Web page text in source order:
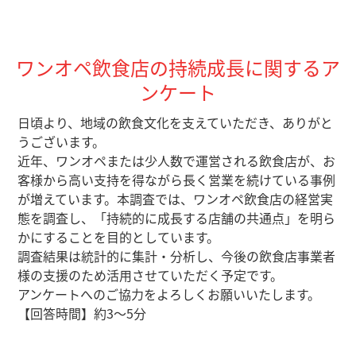
ワンオペ飲食店の持続成長に関するア
ンケート
日頃より、地域の飲食文化を支えていただき、ありがと
うございます。
近年、ワンオペまたは少人数で運営される飲食店が、お
客様から高い支持を得ながら長く営業を続けている事例
が増えています。本調査では、ワンオペ飲食店の経営実
態を調査し、「持続的に成長する店舗の共通点」を明ら
かにすることを目的としています。
調査結果は統計的に集計・分析し、今後の飲食店事業者
様の支援のため活用させていただく予定です。
アンケートへのご協力をよろしくお願いいたします。
【回答時間】約3～5分